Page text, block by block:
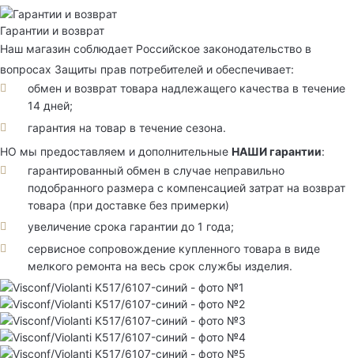
Гарантии и возврат
Наш магазин соблюдает Российское законодательство в
вопросах Защиты прав потребителей и обеспечивает:
обмен и возврат товара надлежащего качества в течение
14 дней;
гарантия на товар в течение сезона.
НО мы предоставляем и дополнительные НАШИ гарантии:
гарантированный обмен в случае неправильно
подобранного размера с компенсацией затрат на возврат
товара (при доставке без примерки)
увеличение срока гарантии до 1 года;
сервисное сопровождение купленного товара в виде
мелкого ремонта на весь срок службы изделия.